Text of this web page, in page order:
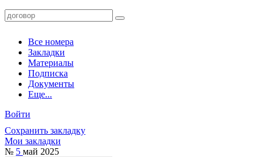
Все номера
Закладки
Материалы
Подписка
Документы
Еще...
Войти
Сохранить закладку
Мои закладки
№ 5 май 2025